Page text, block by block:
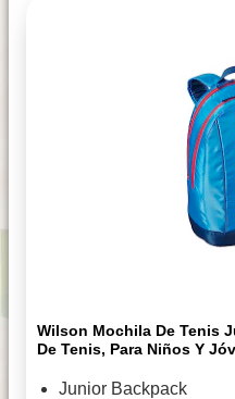
Wilson Mochila De Tenis
De Tenis, Para Niños Y
Junior Backpack